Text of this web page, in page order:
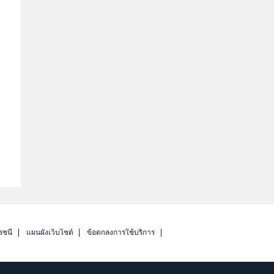
ชนี แผนผังเว็บไซต์ ข้อตกลงการใช้บริการ